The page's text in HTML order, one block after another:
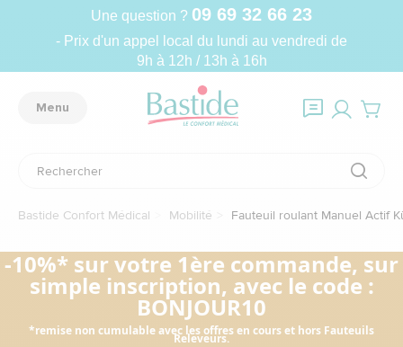
Une question ? 09 69 32 66 23
- Prix d'un appel local du lundi au vendredi de
9h à 12h / 13h à 16h
Menu
Bastide Confort Médical Mobilité Fauteuil roulant Manuel Actif
-10%* sur votre 1ère commande, sur
simple inscription, avec le code :
BONJOUR10
*remise non cumulable avec les offres en cours et hors Fauteuils
Releveurs.